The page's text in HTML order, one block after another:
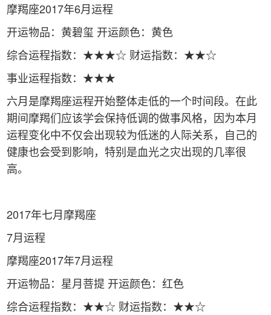
摩羯座2017年6月运程
开运物品：黄碧玺 开运颜色：黄色
综合运程指数：★★★☆ 财运指数：★★☆
事业运程指数：★★★
六月是摩羯座运程开始整体走低的一个时间段。在此
期间摩羯们应该学会保持低调的做事风格，因为本月
运程变化中不仅会出现较为低迷的人际关系，自己的
健康也会受到影响，特别是血光之灾出现的几率很
高。
2017年七月摩羯座
7月运程
摩羯座2017年7月运程
开运物品：星月菩提 开运颜色：红色
综合运程指数：★★☆ 财运指数：★★☆